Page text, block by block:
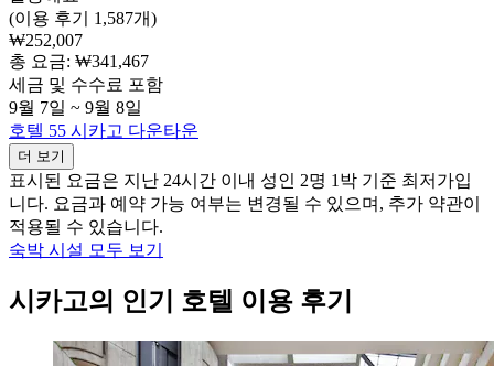
(이용 후기 1,587개)
₩252,007
총 요금: ₩341,467
세금 및 수수료 포함
9월 7일 ~ 9월 8일
호텔 55 시카고 다운타운
더 보기
표시된 요금은 지난 24시간 이내 성인 2명 1박 기준 최저가입
니다. 요금과 예약 가능 여부는 변경될 수 있으며, 추가 약관이
적용될 수 있습니다.
숙박 시설 모두 보기
시카고의 인기 호텔 이용 후기